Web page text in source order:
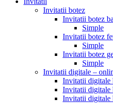
Invitatii botez
Invitatii botez
Simple
Invitatii botez
Simple
Invitatii botez
Simple
Invitatii digitale –
Invitatii digitale
Invitatii digitale
Invitatii digitale